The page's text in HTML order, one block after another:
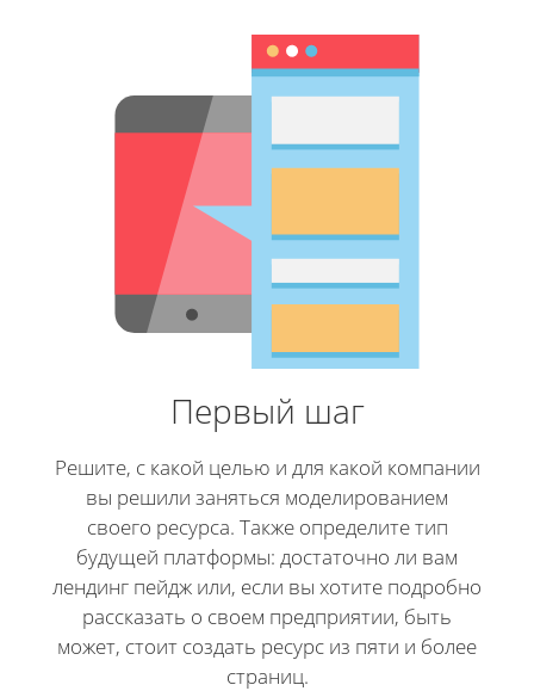
Первый шаг
Решите, с какой целью и для какой компании
вы решили заняться моделированием
своего ресурса. Также определите тип
будущей платформы: достаточно ли вам
лендинг пейдж или, если вы хотите подробно
рассказать о своем предприятии, быть
может, стоит создать ресурс из пяти и более
страниц.